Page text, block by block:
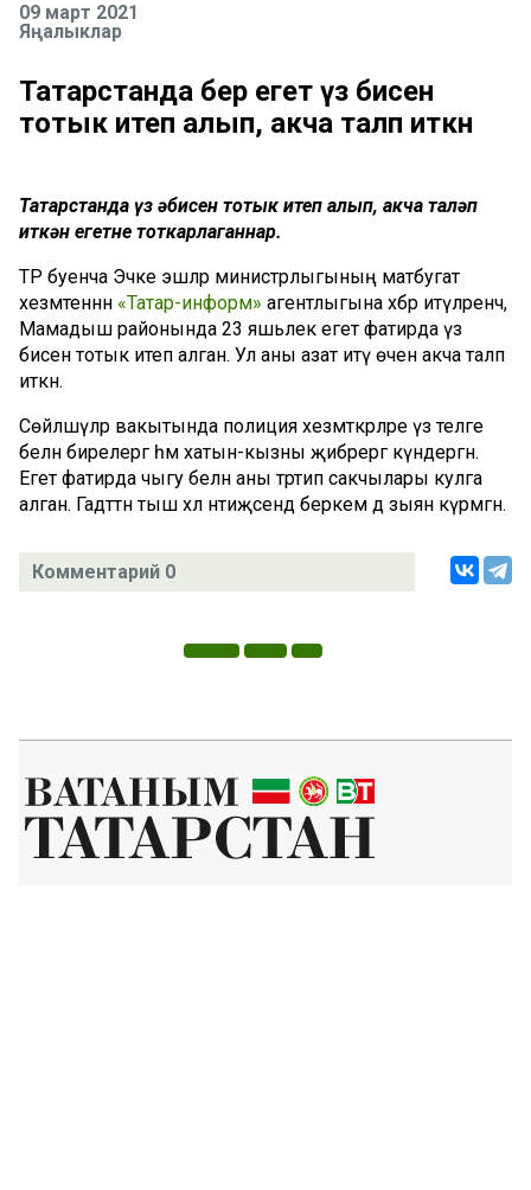
09 март 2021
Яңалыклар
Татарстанда бер егет үз әбисен
тотык итеп алып, акча таләп иткән
Татарстанда үз әбисен тотык итеп алып, акча таләп
иткән егетне тоткарлаганнар.
ТР буенча Эчке эшләр министрлыгының матбугат
хезмәтеннән «Татар-информ» агентлыгына хәбәр итүләренчә,
Мамадыш районында 23 яшьлек егет фатирда үз
әбисен тотык итеп алган. Ул аны азат итү өчен акча таләп
иткән.
Сөйләшүләр вакытында полиция хезмәткәрләре үз теләге
белән бирелергә һәм хатын-кызны җибәрергә күндергән.
Егет фатирда чыгу белән аны тәртип сакчылары кулга
алган. Гадәттән тыш хәл нәтиҗәсендә беркем дә зыян күрмәгән.
Комментарий 0